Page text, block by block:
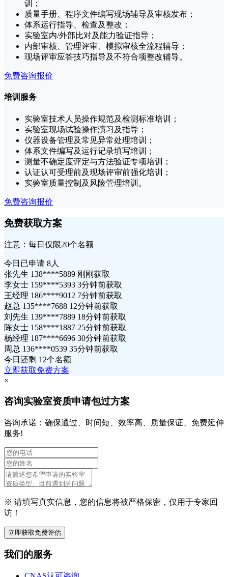
训；
质量手册、程序文件编写现场辅导及审核发布；
体系运行指导、检查及整改；
实验室内/外部比对及能力验证指导；
内部审核、管理评审、模拟审核全流程辅导；
现场评审应答技巧指导及不符合项整改辅导。
免费咨询报价
培训服务
实验室技术人员操作规范及检测标准培训；
实验室现场试验操作演习及指导；
仪器设备管理及常见异常处理培训；
体系文件编写及运行记录填写培训；
测量不确定度评定与方法验证专项培训；
认证认可受理前及现场评审前强化培训；
实验室质量控制及风险管理培训。
免费咨询报价
免费获取方案
注意：每日仅限20个名额
今日已申请 8人
张先生 138****5889 刚刚获取
李女士 159****5393 3分钟前获取
王经理 186****9012 7分钟前获取
赵总 135****7688 12分钟前获取
刘先生 139****7889 18分钟前获取
陈女士 158****1887 25分钟前获取
杨经理 187****6696 30分钟前获取
周总 136****0539 35分钟前获取
今日还剩 12个名额
立即获取免费方案
×
咨询实验室资质申请包过方案
咨询承诺：确保通过、时间短、效率高、质量保证、免费延伸
服务!
※ 请填写真实信息，您的信息将被严格保密，仅用于专家回
访！
立即获取免费评估
我们的服务